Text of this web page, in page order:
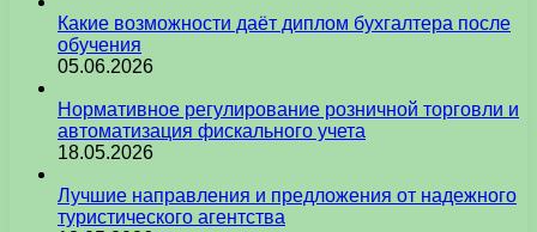
Какие возможности даёт диплом бухгалтера после
обучения
05.06.2026
Нормативное регулирование розничной торговли и
автоматизация фискального учета
18.05.2026
Лучшие направления и предложения от надежного
туристического агентства